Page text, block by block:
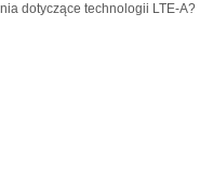
dotyczące technologii LTE-A?